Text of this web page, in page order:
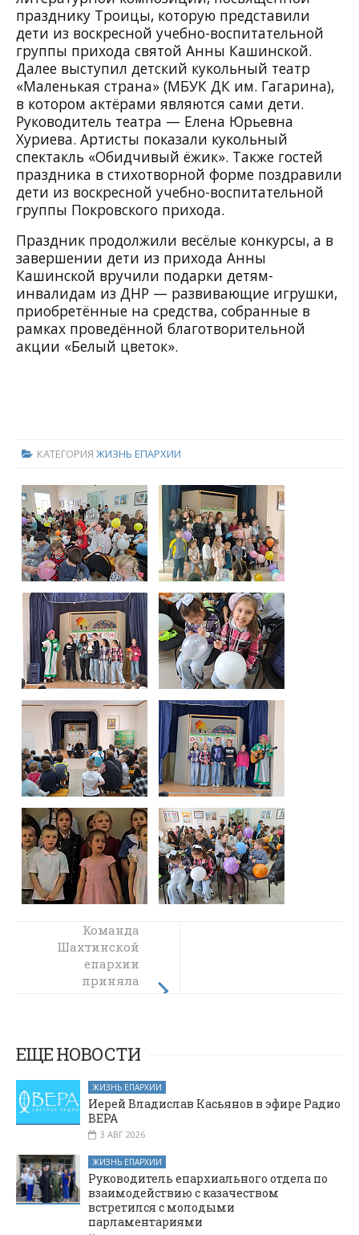
празднику Троицы, которую представили
дети из воскресной учебно-воспитательной
группы прихода святой Анны Кашинской.
Далее выступил детский кукольный театр
«Маленькая страна» (МБУК ДК им. Гагарина),
в котором актёрами являются сами дети.
Руководитель театра — Елена Юрьевна
Хуриева. Артисты показали кукольный
спектакль «Обидчивый ёжик». Также гостей
праздника в стихотворной форме поздравили
дети из воскресной учебно-воспитательной
группы Покровского прихода.
Праздник продолжили весёлые конкурсы, а в
завершении дети из прихода Анны
Кашинской вручили подарки детям-
инвалидам из ДНР — развивающие игрушки,
приобретённые на средства, собранные в
рамках проведённой благотворительной
акции «Белый цветок».
КАТЕГОРИЯ ЖИЗНЬ ЕПАРХИИ
С научным
докладом на
семинаре
Российской
епархиальный
древлехранитель
Команда
Шахтинской
епархии
приняла
олимпиады
ЕЩЕ НОВОСТИ
ЖИЗНЬ ЕПАРХИИ
Иерей Владислав Касьянов в эфире Радио
ВЕРА
3 АВГ 2026
ЖИЗНЬ ЕПАРХИИ
Руководитель епархиального отдела по
взаимодействию с казачеством
встретился с молодыми
парламентариями